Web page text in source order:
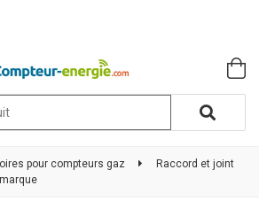
pour compteurs gaz
Raccord et joint